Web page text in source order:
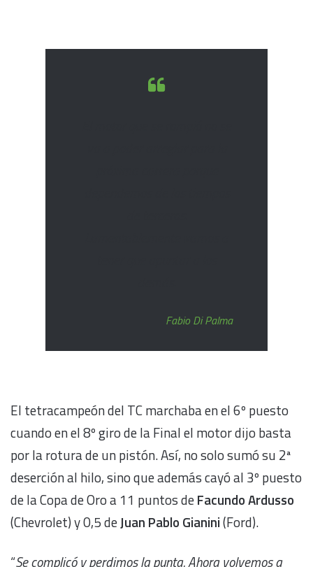
Fabio Di Palma
El tetracampeón del TC marchaba en el 6º puesto
cuando en el 8º giro de la Final el motor dijo basta
por la rotura de un pistón. Así, no solo sumó su 2ª
deserción al hilo, sino que además cayó al 3º puesto
de la Copa de Oro a 11 puntos deFacundo Ardusso
(Chevrolet) y 0,5 deJuan Pablo Gianini(Ford).
“Se complicó y perdimos la punta. Ahora volvemos a